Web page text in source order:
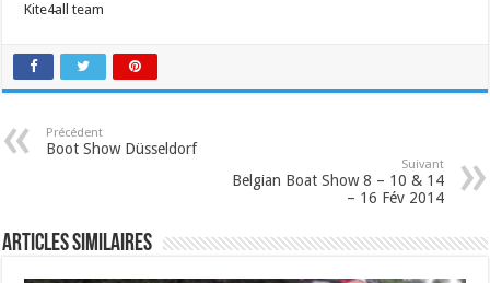
Kite4all team
Précédent
Boot Show Düsseldorf
Suivant
Belgian Boat Show 8 – 10 & 14
– 16 Fév 2014
Articles similaires